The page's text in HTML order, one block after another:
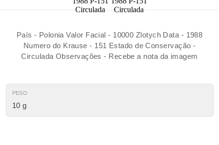
País - Polonia Valor Facial - 10000 Zlotych Data - 1988
Numero do Krause - 151 Estado de Conservação -
Circulada Observações - Recebe a nota da imagem
PESO
10 g